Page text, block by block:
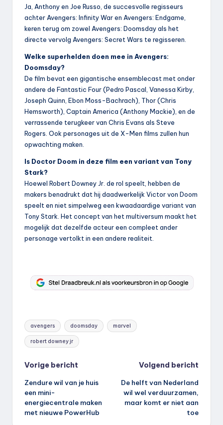
Ja, Anthony en Joe Russo, de succesvolle regisseurs
achter Avengers: Infinity War en Avengers: Endgame,
keren terug om zowel Avengers: Doomsday als het
directe vervolg Avengers: Secret Wars te regisseren.
Welke superhelden doen mee in Avengers:
Doomsday?
De film bevat een gigantische ensemblecast met onder
andere de Fantastic Four (Pedro Pascal, Vanessa Kirby,
Joseph Quinn, Ebon Moss-Bachrach), Thor (Chris
Hemsworth), Captain America (Anthony Mackie), en de
verrassende terugkeer van Chris Evans als Steve
Rogers. Ook personages uit de X-Men films zullen hun
opwachting maken.
Is Doctor Doom in deze film een variant van Tony
Stark?
Hoewel Robert Downey Jr. de rol speelt, hebben de
makers benadrukt dat hij daadwerkelijk Victor von Doom
speelt en niet simpelweg een kwaadaardige variant van
Tony Stark. Het concept van het multiversum maakt het
mogelijk dat dezelfde acteur een compleet ander
personage vertolkt in een andere realiteit.
Tags:
avengers doomsday marvel
robert downey jr
Bericht
navigatie
Vorige bericht
Zendure wil van je huis
een mini-
energiecentrale maken
met nieuwe PowerHub
Volgend bericht
De helft van Nederland
wil wel verduurzamen,
maar komt er niet aan
toe